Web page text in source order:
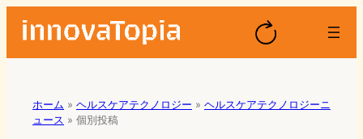
ホーム » ヘルスケアテクノロジー » ヘルスケアテクノロジーニ
ュース » 個別投稿